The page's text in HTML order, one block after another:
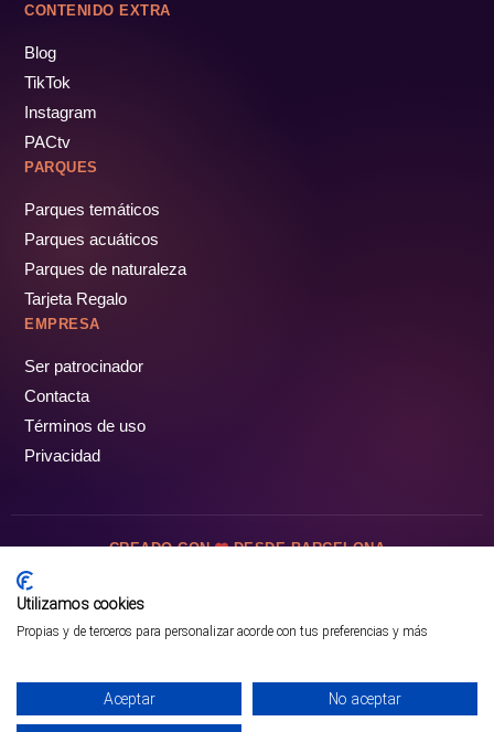
CONTENIDO EXTRA
Blog
TikTok
Instagram
PACtv
PARQUES
Parques temáticos
Parques acuáticos
Parques de naturaleza
Tarjeta Regalo
EMPRESA
Ser patrocinador
Contacta
Términos de uso
Privacidad
CREADO CON DESDE BARCELONA
Utilizamos cookies
Propias y de terceros para personalizar acorde con tus preferencias y más
Aceptar No aceptar